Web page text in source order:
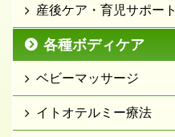
産後ケア・育児サポート
各種ボディケア
ベビーマッサージ
イトオテルミー療法